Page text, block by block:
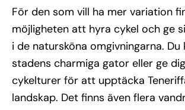
För den som vill ha mer variation
möjligheten att hyra cykel och ge
i de natursköna omgivningarna.
stadens charmiga gator eller ge
cykelturer för att upptäcka
landskap. Det finns även flera